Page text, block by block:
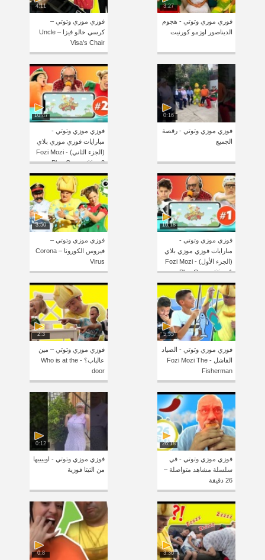
3:27
فوزي موزي وتوتي - هجوم
الديناصور اوزمو كورنيت
4:11
فوزي موزي وتوتي –
كرسي خالو فيزا – Uncle
Visa's Chair
0:16
فوزي موزي وتوتي - رقصة
الجميع
10:47
فوزي موزي وتوتي -
مبارايات فوزي موزي بلاي
(الجزء الثاني) - Fozi Mozi
Play Competition 2
10:18
فوزي موزي وتوتي -
مبارايات فوزي موزي بلاي
(الجزء الأول) - Fozi Mozi
Play Competition 1
3:50
فوزي موزي وتوتي –
فيروس الكورونا – Corona
Virus
5:55
فوزي موزي وتوتي - الصياد
الفاشل - Fozi Mozi The
Fisherman
2:3
فوزي موزي وتوتي – مين
عالباب؟ - Who is at the
door
26:18
فوزي موزي وتوتي - في
سلسلة مشاهد متواصلة –
26 دقيقة
0:12
فوزي موزي وتوتي - اوييييها
من التيتا فوزية
3:36
0:8